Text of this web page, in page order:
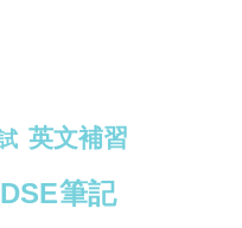
英文補習
DSE筆記